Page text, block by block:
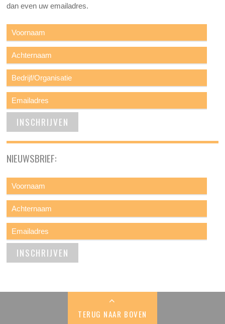
dan even uw emailadres.
NIEUWSBRIEF:
TERUG NAAR BOVEN